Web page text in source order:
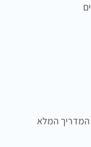
המדריך המלא